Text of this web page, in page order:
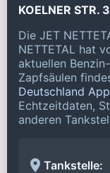
KOELNER STR.
Die JET
NETTETAL hat
aktuellen
Zapfsäulen
Deutschland App
Echtzeitdaten,
anderen
Tankstelle: